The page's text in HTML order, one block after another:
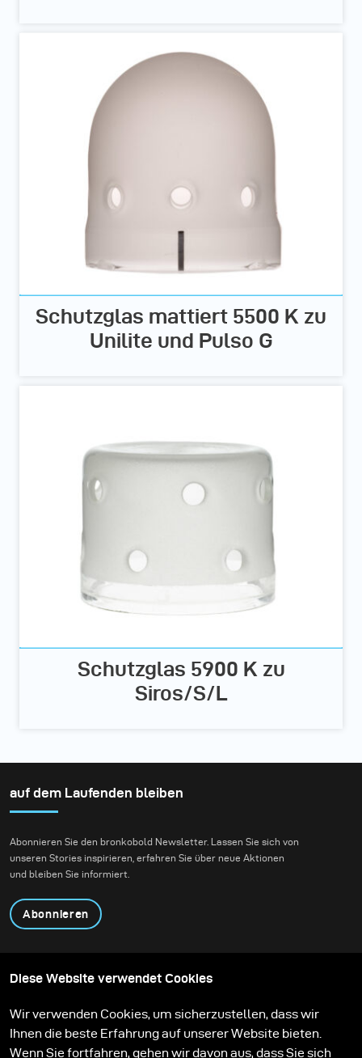
Schutzglas mattiert 5500 K zu
Unilite und Pulso G
Schutzglas 5900 K zu
Siros/S/L
auf dem Laufenden bleiben
Abonnieren Sie den bronkobold Newsletter. Lassen Sie sich von
unseren Stories inspirieren, erfahren Sie über neue Aktionen
und bleiben Sie informiert.
Abonnieren
Produkte
Content teilen
Stories
Aktionen
Feedback
Lernen
Service
Kontakt
Diese Website verwendet Cookies
Wir verwenden Cookies, um sicherzustellen, dass wir
Ihnen die beste Erfahrung auf unserer Website bieten.
Wenn Sie fortfahren, gehen wir davon aus, dass Sie sich